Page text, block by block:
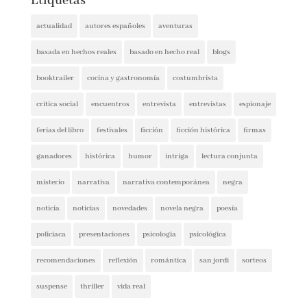
basada en hechos reales basado en hecho real
booktrailer cocina y gastronomía costumbrista
crítica social encuentros entrevista entrevistas
espionaje ferias del libro festivales ficción
ficción histórica firmas ganadores histórica humor
intriga lectura conjunta misterio narrativa
narrativa contemporánea negra noticia
novedades novela negra poesía policíaca
presentaciones psicología psicológica recomendaciones
romántica san jordi sorteos suspense
vida real